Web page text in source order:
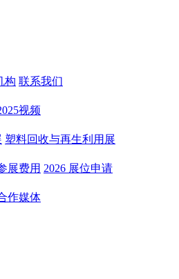
构 联系我们
视频
塑料回收与再生利用展
展费用 2026 展位申请
作媒体